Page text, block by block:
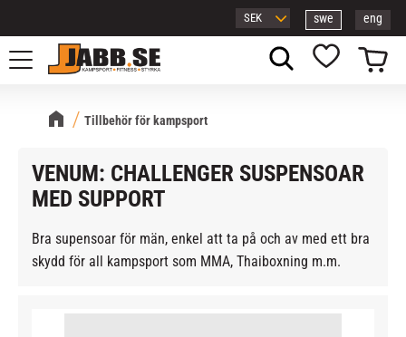
Meny
swe eng
Favoriter
Kundvagn
Tillbehör för kampsport
VENUM: CHALLENGER SUSPENSOAR
MED SUPPORT
Bra supensoar för män, enkel att ta på och av med ett bra
skydd för all kampsport som MMA, Thaiboxning m.m.